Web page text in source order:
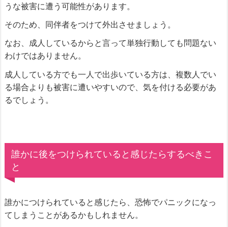
うな被害に遭う可能性があります。
そのため、同伴者をつけて外出させましょう。
なお、成人しているからと言って単独行動しても問題ない
わけではありません。
成人している方でも一人で出歩いている方は、複数人でい
る場合よりも被害に遭いやすいので、気を付ける必要があ
るでしょう。
誰かに後をつけられていると感じたらするべきこ
と
誰かにつけられていると感じたら、恐怖でパニックになっ
てしまうことがあるかもしれません。